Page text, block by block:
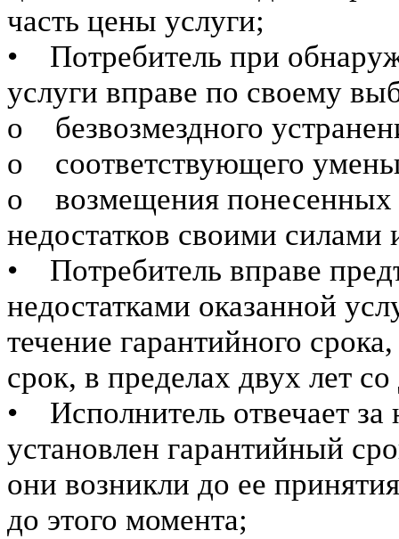
часть цены услуги;
• Потребитель при
услуги вправе по своему
o безвозмездного
o соответствующего
o возмещения понесенных
недостатков своими
• Потребитель вправе
недостатками оказанной
течение гарантийного
срок, в пределах двух лет
• Исполнитель отвечает за
установлен гарантийный
они возникли до ее
до этого момента;